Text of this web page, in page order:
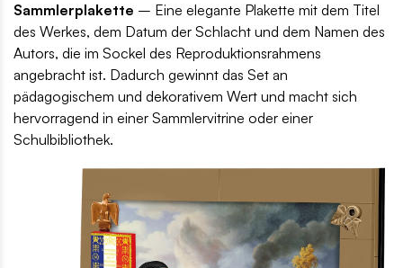
Sammlerplakette – Eine elegante Plakette mit dem Titel
des Werkes, dem Datum der Schlacht und dem Namen des
Autors, die im Sockel des Reproduktionsrahmens
angebracht ist. Dadurch gewinnt das Set an
pädagogischem und dekorativem Wert und macht sich
hervorragend in einer Sammlervitrine oder einer
Schulbibliothek.